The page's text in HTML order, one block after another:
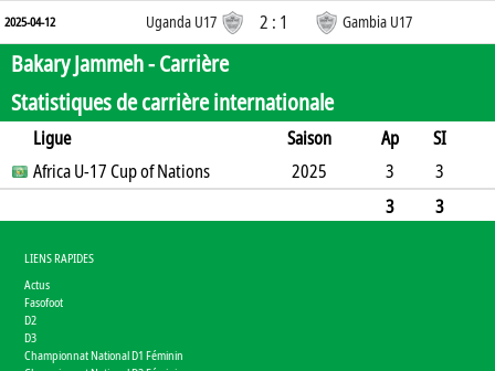
2025-04-12 Uganda U17 2 : 1 Gambia U17
Bakary Jammeh -Carrière
Statistiques de carrière internationale
Ligue Saison Ap
SI
SO
B B A CR Min
Africa U-17 Cup of Nations 2025 3
3
793
3
LIENS RAPIDES
Actus
Fasofoot
D2
D3
Championnat National D1 Féminin